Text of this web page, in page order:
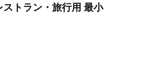
トラン・旅行用 最小